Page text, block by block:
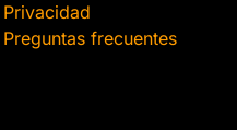
Privacidad
Preguntas frecuentes